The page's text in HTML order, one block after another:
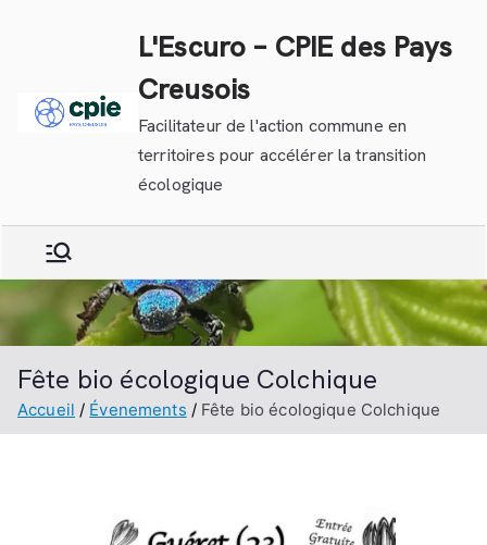
L'Escuro – CPIE des Pays
Creusois
Facilitateur de l'action commune en
territoires pour accélérer la transition
écologique
Fête bio écologique Colchique
Accueil Évenements Fête bio écologique Colchique